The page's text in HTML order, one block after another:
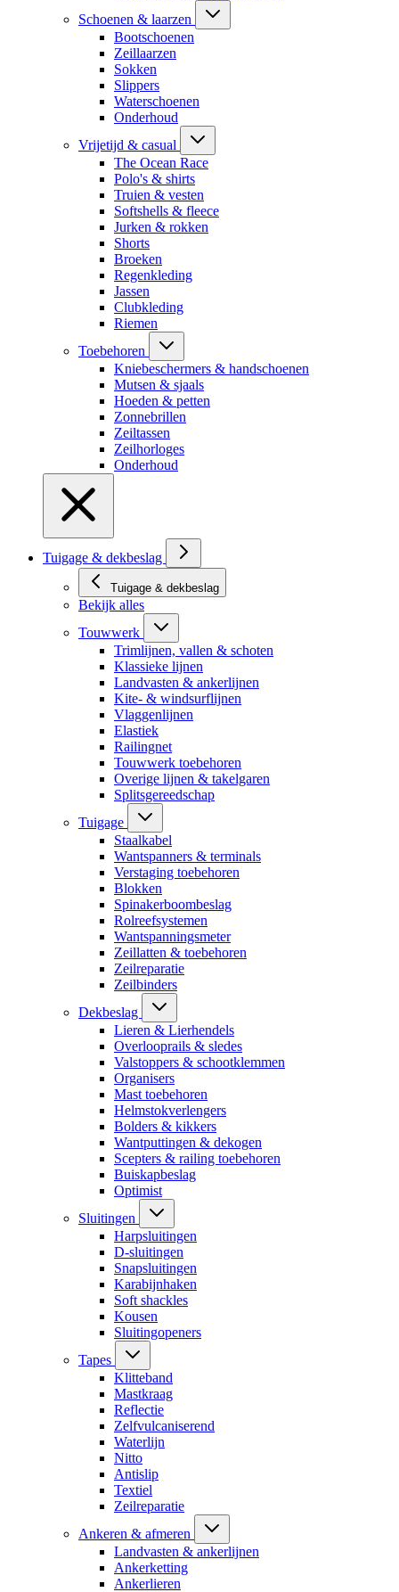
Schoenen & laarzen
Bootschoenen
Zeillaarzen
Sokken
Slippers
Waterschoenen
Onderhoud
Vrijetijd & casual
The Ocean Race
Polo's & shirts
Truien & vesten
Softshells & fleece
Jurken & rokken
Shorts
Broeken
Regenkleding
Jassen
Clubkleding
Riemen
Toebehoren
Kniebeschermers & handschoenen
Mutsen & sjaals
Hoeden & petten
Zonnebrillen
Zeiltassen
Zeilhorloges
Onderhoud
Tuigage & dekbeslag
Tuigage & dekbeslag
Bekijk alles
Touwwerk
Trimlijnen, vallen & schoten
Klassieke lijnen
Landvasten & ankerlijnen
Kite- & windsurflijnen
Vlaggenlijnen
Elastiek
Railingnet
Touwwerk toebehoren
Overige lijnen & takelgaren
Splitsgereedschap
Tuigage
Staalkabel
Wantspanners & terminals
Verstaging toebehoren
Blokken
Spinakerboombeslag
Rolreefsystemen
Wantspanningsmeter
Zeillatten & toebehoren
Zeilreparatie
Zeilbinders
Dekbeslag
Lieren & Lierhendels
Overlooprails & sledes
Valstoppers & schootklemmen
Organisers
Mast toebehoren
Helmstokverlengers
Bolders & kikkers
Wantputtingen & dekogen
Scepters & railing toebehoren
Buiskapbeslag
Optimist
Sluitingen
Harpsluitingen
D-sluitingen
Snapsluitingen
Karabijnhaken
Soft shackles
Kousen
Sluitingopeners
Tapes
Klitteband
Mastkraag
Reflectie
Zelfvulcaniserend
Waterlijn
Nitto
Antislip
Textiel
Zeilreparatie
Ankeren & afmeren
Landvasten & ankerlijnen
Ankerketting
Ankerlieren